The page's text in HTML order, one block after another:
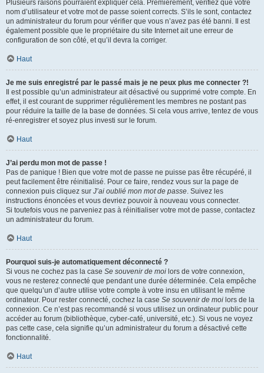
Plusieurs raisons pourraient expliquer cela. Premièrement, vérifiez que votre
nom d’utilisateur et votre mot de passe soient corrects. S’ils le sont, contactez
un administrateur du forum pour vérifier que vous n’avez pas été banni. Il est
également possible que le propriétaire du site Internet ait une erreur de
configuration de son côté, et qu’il devra la corriger.
Haut
Je me suis enregistré par le passé mais je ne peux plus me connecter ?!
Il est possible qu’un administrateur ait désactivé ou supprimé votre compte. En
effet, il est courant de supprimer régulièrement les membres ne postant pas
pour réduire la taille de la base de données. Si cela vous arrive, tentez de vous
ré-enregistrer et soyez plus investi sur le forum.
Haut
J’ai perdu mon mot de passe !
Pas de panique ! Bien que votre mot de passe ne puisse pas être récupéré, il
peut facilement être réinitialisé. Pour ce faire, rendez vous sur la page de
connexion puis cliquez sur J’ai oublié mon mot de passe. Suivez les
instructions énoncées et vous devriez pouvoir à nouveau vous connecter.
Si toutefois vous ne parveniez pas à réinitialiser votre mot de passe, contactez
un administrateur du forum.
Haut
Pourquoi suis-je automatiquement déconnecté ?
Si vous ne cochez pas la case Se souvenir de moi lors de votre connexion,
vous ne resterez connecté que pendant une durée déterminée. Cela empêche
que quelqu’un d’autre utilise votre compte à votre insu en utilisant le même
ordinateur. Pour rester connecté, cochez la case Se souvenir de moi lors de la
connexion. Ce n’est pas recommandé si vous utilisez un ordinateur public pour
accéder au forum (bibliothèque, cyber-café, université, etc.). Si vous ne voyez
pas cette case, cela signifie qu’un administrateur du forum a désactivé cette
fonctionnalité.
Haut